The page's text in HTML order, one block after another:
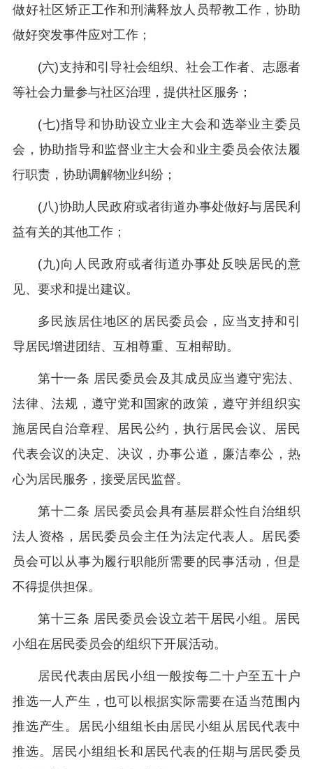
做好社区矫正工作和刑满释放人员帮教工作，协助
做好突发事件应对工作；
(六)支持和引导社会组织、社会工作者、志愿者
等社会力量参与社区治理，提供社区服务；
(七)指导和协助设立业主大会和选举业主委员
会，协助指导和监督业主大会和业主委员会依法履
行职责，协助调解物业纠纷；
(八)协助人民政府或者街道办事处做好与居民利
益有关的其他工作；
(九)向人民政府或者街道办事处反映居民的意
见、要求和提出建议。
多民族居住地区的居民委员会，应当支持和引
导居民增进团结、互相尊重、互相帮助。
第十一条 居民委员会及其成员应当遵守宪法、
法律、法规，遵守党和国家的政策，遵守并组织实
施居民自治章程、居民公约，执行居民会议、居民
代表会议的决定、决议，办事公道，廉洁奉公，热
心为居民服务，接受居民监督。
第十二条 居民委员会具有基层群众性自治组织
法人资格，居民委员会主任为法定代表人。居民委
员会可以从事为履行职能所需要的民事活动，但是
不得提供担保。
第十三条 居民委员会设立若干居民小组。居民
小组在居民委员会的组织下开展活动。
居民代表由居民小组一般按每二十户至五十户
推选一人产生，也可以根据实际需要在适当范围内
推选产生。居民小组组长由居民小组从居民代表中
推选。居民小组组长和居民代表的任期与居民委员